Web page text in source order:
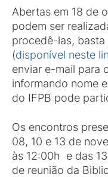
Abertas em 18 de
podem ser
procedê-las,
(disponível neste
enviar e-mail para
informando nome
do IFPB pode
Os encontros
08, 10 e 13 de
às 12:00h e das
de reunião da